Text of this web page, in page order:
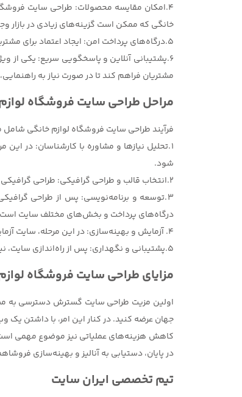
4.امکان مقایسه محصولات: طراحی سایت
خانگی که ممکن است گزینه‌های زیادی در بازار
5.درگاه‌های پرداخت امن: ایجاد اعتماد برای مشتریان از طریق فراهم کردن درگاه‌های پرداخت معتبر و ایمن یکی از نکات کلیدی در طراحی سایت فروشگاه لوازم خانگی است.
6.پشتیبانی آنلاین و پاسخگویی سریع: یکی از
مشتریان فراهم کند تا در صورت نیاز به
مراحل طراحی سایت فروشگاه
فرآیند طراحی سایت فروشگاه لوازم خانگی
1.تحلیل نیازها و مشاوره با کارشناسان: در
شود.
2.انتخاب قالب و طراحی گرافیکی: طراحی گرافیکی سایت باید به‌گونه‌ای باشد که برند شما را به‌خوبی نشان دهد. در این مرحله، قالب سایت انتخاب می‌شود و طراحی‌های گرافیکی انجام می‌گیرد.
درگاه‌های پرداخت و بخش‌های مختلف سایت
4. آزمایش و بهینه‌سازی: در این مرحله، سایت آزمایش می‌شود تا اطمینان حاصل شود که تمام عملکردها به‌درستی کار می‌کنند. همچنین سرعت بارگذاری سایت بررسی و بهینه‌سازی می‌شود.
5.پشتیبانی و نگهداری: پس از راه‌اندازی سایت، نیاز به پشتیبانی فنی و به‌روزرسانی‌های دوره‌ای وجود دارد تا سایت شما همواره به‌روز و کارآمد باقی بماند.
مزایای طراحی سایت فروشگاه
اولین مزیت طراحی سایت گسترش دسترسی به
جهان عرضه کنید. در کنار این امر، با داشتن
کاهش هزینه‌های عملیاتی نیز موضوع مهمی
در پایان، دستیابی به آنالیز و بهینه‌سازی
تیم تخصصی ایران سایت